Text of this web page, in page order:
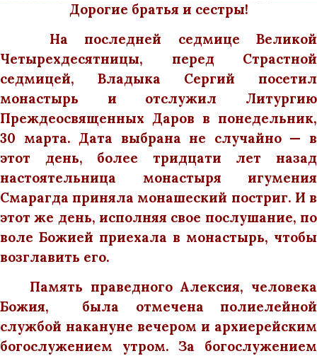
Дорогие братья и сестры!
На последней седмице Великой
Четырехдесятницы, перед Страстной
седмицей, Владыка Сергий посетил
монастырь и отслужил Литургию
Преждеосвященных Даров в понедельник,
30 марта. Дата выбрана не случайно — в
этот день, более тридцати лет назад
настоятельница монастыря игумения
Смарагда приняла монашеский постриг. И в
этот же день, исполняя свое послушание, по
воле Божией приехала в монастырь, чтобы
возглавить его.
Память праведного Алексия, человека
Божия, была отмечена полиелейной
службой накануне вечером и архиерейским
богослужением утром. За богослужением